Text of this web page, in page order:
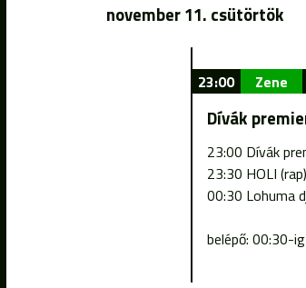
november 11. csütörtök
23:00 Zene
Dívák
23:00 Dívák
23:30 HOLI (rap)
00:30 Lohuma
belépő: 00:30-